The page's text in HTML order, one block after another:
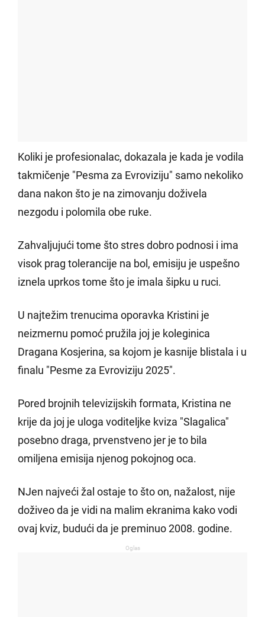
Koliki je profesionalac, dokazala je kada je vodila
takmičenje "Pesma za Evroviziju" samo nekoliko
dana nakon što je na zimovanju doživela
nezgodu i polomila obe ruke.
Zahvaljujući tome što stres dobro podnosi i ima
visok prag tolerancije na bol, emisiju je uspešno
iznela uprkos tome što je imala šipku u ruci.
U najtežim trenucima oporavka Kristini je
neizmernu pomoć pružila joj je koleginica
Dragana Kosjerina, sa kojom je kasnije blistala i u
finalu "Pesme za Evroviziju 2025".
Pored brojnih televizijskih formata, Kristina ne
krije da joj je uloga voditeljke kviza "Slagalica"
posebno draga, prvenstveno jer je to bila
omiljena emisija njenog pokojnog oca.
NJen najveći žal ostaje to što on, nažalost, nije
doživeo da je vidi na malim ekranima kako vodi
ovaj kviz, budući da je preminuo 2008. godine.
Oglas